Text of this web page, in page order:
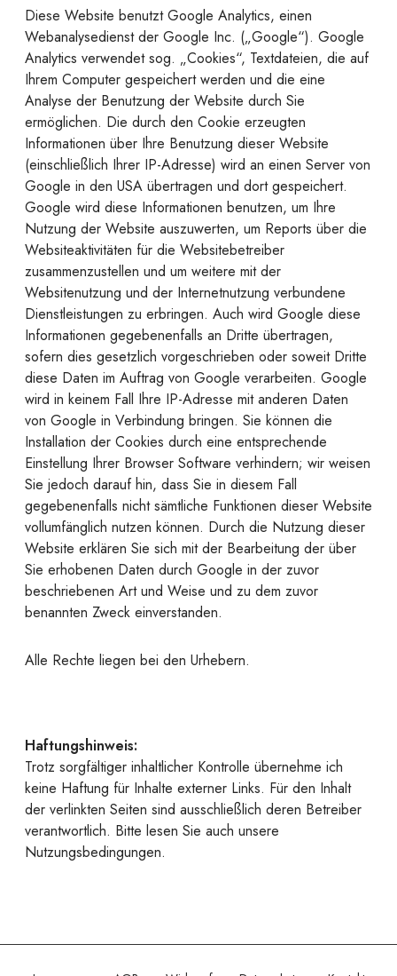
Diese Website benutzt Google Analytics, einen
Webanalysedienst der Google Inc. („Google“). Google
Analytics verwendet sog. „Cookies“, Textdateien, die auf
Ihrem Computer gespeichert werden und die eine
Analyse der Benutzung der Website durch Sie
ermöglichen. Die durch den Cookie erzeugten
Informationen über Ihre Benutzung dieser Website
(einschließlich Ihrer IP-Adresse) wird an einen Server von
Google in den USA übertragen und dort gespeichert.
Google wird diese Informationen benutzen, um Ihre
Nutzung der Website auszuwerten, um Reports über die
Websiteaktivitäten für die Websitebetreiber
zusammenzustellen und um weitere mit der
Websitenutzung und der Internetnutzung verbundene
Dienstleistungen zu erbringen. Auch wird Google diese
Informationen gegebenenfalls an Dritte übertragen,
sofern dies gesetzlich vorgeschrieben oder soweit Dritte
diese Daten im Auftrag von Google verarbeiten. Google
wird in keinem Fall Ihre IP-Adresse mit anderen Daten
von Google in Verbindung bringen. Sie können die
Installation der Cookies durch eine entsprechende
Einstellung Ihrer Browser Software verhindern; wir weisen
Sie jedoch darauf hin, dass Sie in diesem Fall
gegebenenfalls nicht sämtliche Funktionen dieser Website
vollumfänglich nutzen können. Durch die Nutzung dieser
Website erklären Sie sich mit der Bearbeitung der über
Sie erhobenen Daten durch Google in der zuvor
beschriebenen Art und Weise und zu dem zuvor
benannten Zweck einverstanden.
Alle Rechte liegen bei den Urhebern.
Haftungshinweis:
Trotz sorgfältiger inhaltlicher Kontrolle übernehme ich
keine Haftung für Inhalte externer Links. Für den Inhalt
der verlinkten Seiten sind ausschließlich deren Betreiber
verantwortlich. Bitte lesen Sie auch unsere
Nutzungsbedingungen.